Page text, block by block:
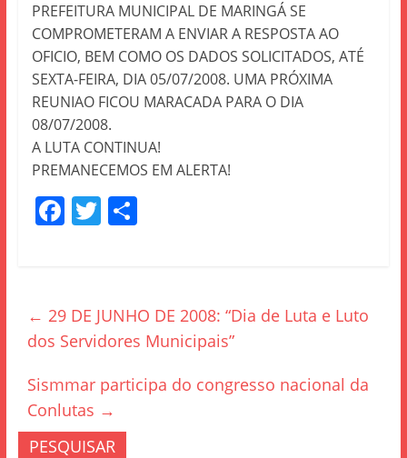
PREFEITURA MUNICIPAL DE MARINGÁ SE
COMPROMETERAM A ENVIAR A RESPOSTA AO
OFICIO, BEM COMO OS DADOS SOLICITADOS, ATÉ
SEXTA-FEIRA, DIA 05/07/2008. UMA PRÓXIMA
REUNIAO FICOU MARACADA PARA O DIA
08/07/2008.
A LUTA CONTINUA!
PREMANECEMOS EM ALERTA!
F
b
o
o
k
T S
← 29 DE JUNHO DE 2008: “Dia de Luta e Luto
dos Servidores Municipais”
Sismmar participa do congresso nacional da
Conlutas →
PESQUISAR